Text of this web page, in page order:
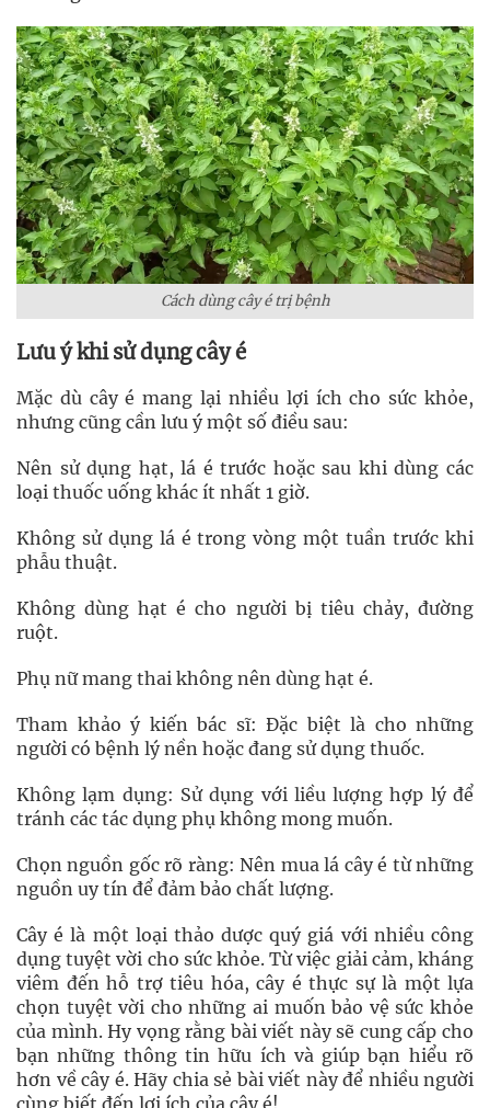
Cách dùng cây é trị bệnh
Lưu ý khi sử dụng cây é
Mặc dù cây é mang lại nhiều lợi ích cho sức khỏe,
nhưng cũng cần lưu ý một số điều sau:
Nên sử dụng hạt, lá é trước hoặc sau khi dùng các
loại thuốc uống khác ít nhất 1 giờ.
Không sử dụng lá é trong vòng một tuần trước khi
phẫu thuật.
Không dùng hạt é cho người bị tiêu chảy, đường
ruột.
Phụ nữ mang thai không nên dùng hạt é.
Tham khảo ý kiến bác sĩ: Đặc biệt là cho những
người có bệnh lý nền hoặc đang sử dụng thuốc.
Không lạm dụng: Sử dụng với liều lượng hợp lý để
tránh các tác dụng phụ không mong muốn.
Chọn nguồn gốc rõ ràng: Nên mua lá cây é từ những
nguồn uy tín để đảm bảo chất lượng.
Cây é là một loại thảo dược quý giá với nhiều công
dụng tuyệt vời cho sức khỏe. Từ việc giải cảm, kháng
viêm đến hỗ trợ tiêu hóa, cây é thực sự là một lựa
chọn tuyệt vời cho những ai muốn bảo vệ sức khỏe
của mình. Hy vọng rằng bài viết này sẽ cung cấp cho
bạn những thông tin hữu ích và giúp bạn hiểu rõ
hơn về cây é. Hãy chia sẻ bài viết này để nhiều người